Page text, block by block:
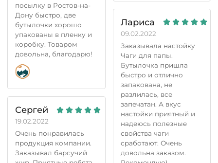
посылку в Ростов-на-
Дону быстро, две
бутылочки хорошо
упакованы в пленку и
коробку. Товаром
довольна, благодарю!
Сергей
19.02.2022
Очень понравилась
продукция компании.
Заказывал барсучий
Дезориентировало это
письмо
Комментарий: Очень
полезные продукты
предлагают
Лариса
09.02.2022
Заказывала настойку
Чаги для папы.
Бутылочка пришла
быстро и отлично
запакована, не
разлилась, все
запечатан. А вкус
настойки приятный и
надеюсь полезные
свойства чаги
сработают. Очень
довольна заказом.